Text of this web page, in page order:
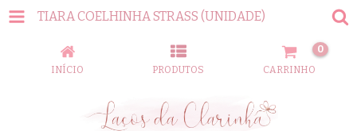
TIARA COELHINHA STRASS (UNIDADE)
INÍCIO PRODUTOS CARRINHO
0